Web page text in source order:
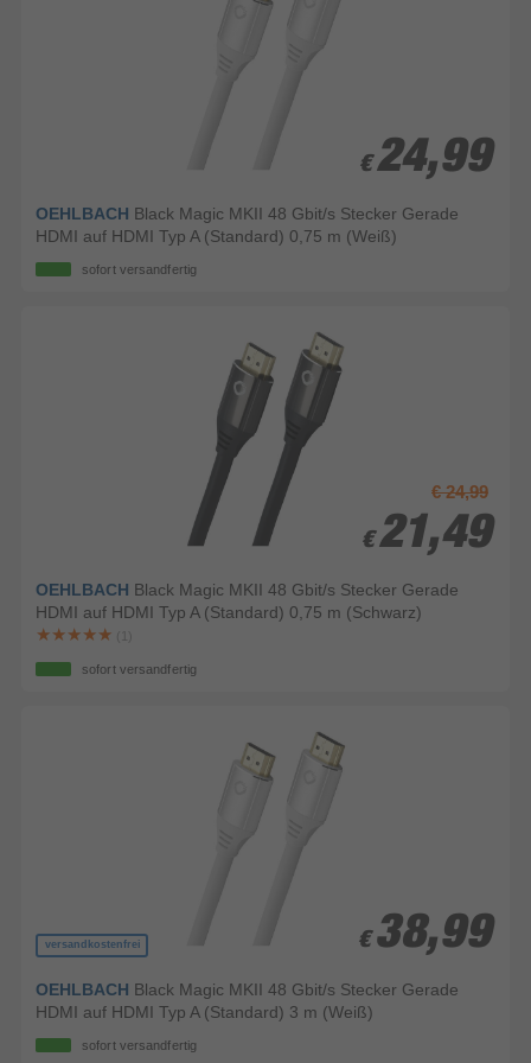
€ 24,99
€ 24,99
OEHLBACH Black Magic MKII 48 Gbit/s Stecker Gerade
HDMI auf HDMI Typ A (Standard) 0,75 m (Weiß)
sofort versandfertig
€ 24,99
€ 21,49
€ 21,49
OEHLBACH Black Magic MKII 48 Gbit/s Stecker Gerade
HDMI auf HDMI Typ A (Standard) 0,75 m (Schwarz)
(1)
sofort versandfertig
versandkostenfrei € 38,99
€ 38,99
OEHLBACH Black Magic MKII 48 Gbit/s Stecker Gerade
HDMI auf HDMI Typ A (Standard) 3 m (Weiß)
sofort versandfertig